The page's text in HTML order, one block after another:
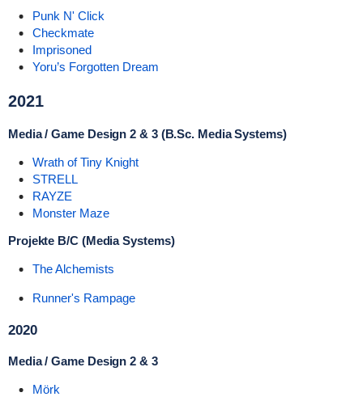
Punk N' Click
Checkmate
Imprisoned
Yoru’s Forgotten Dream
2021
Media / Game Design 2 & 3 (B.Sc. Media Systems)
Wrath of Tiny Knight
STRELL
RAYZE
Monster Maze
Projekte B/C (Media Systems)
The Alchemists
Runner's Rampage
2020
Media / Game Design 2 & 3
Mörk